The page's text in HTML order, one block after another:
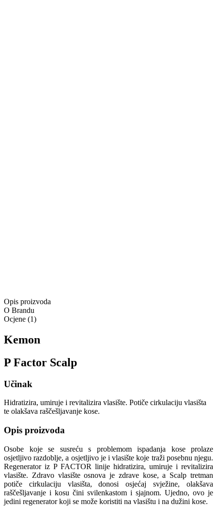
Opis proizvoda
O Brandu
Ocjene (1)
Kemon
P Factor Scalp
Učinak
Hidratizira, umiruje i revitalizira vlasište. Potiče cirkulaciju vlasišta
te olakšava raščešljavanje kose.
Opis proizvoda
Osobe koje se susreću s problemom ispadanja kose prolaze
osjetljivo razdoblje, a osjetljivo je i vlasište koje traži posebnu njegu.
Regenerator iz P FACTOR linije hidratizira, umiruje i revitalizira
vlasište. Zdravo vlasište osnova je zdrave kose, a Scalp tretman
potiče cirkulaciju vlasišta, donosi osjećaj svježine, olakšava
raščešljavanje i kosu čini svilenkastom i sjajnom. Ujedno, ovo je
jedini regenerator koji se može koristiti na vlasištu i na dužini kose.